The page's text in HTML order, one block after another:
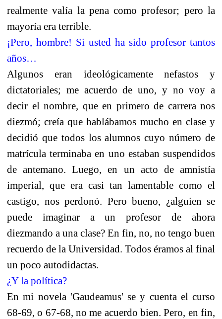
realmente valía la pena como profesor; pero la
mayoría era terrible.
¡Pero, hombre! Si usted ha sido profesor tantos
años…
Algunos eran ideológicamente nefastos y
dictatoriales; me acuerdo de uno, y no voy a
decir el nombre, que en primero de carrera nos
diezmó; creía que hablábamos mucho en clase y
decidió que todos los alumnos cuyo número de
matrícula terminaba en uno estaban suspendidos
de antemano. Luego, en un acto de amnistía
imperial, que era casi tan lamentable como el
castigo, nos perdonó. Pero bueno, ¿alguien se
puede imaginar a un profesor de ahora
diezmando a una clase? En fin, no, no tengo buen
recuerdo de la Universidad. Todos éramos al final
un poco autodidactas.
¿Y la política?
En mi novela 'Gaudeamus' se y cuenta el curso
68-69, o 67-68, no me acuerdo bien. Pero, en fin,